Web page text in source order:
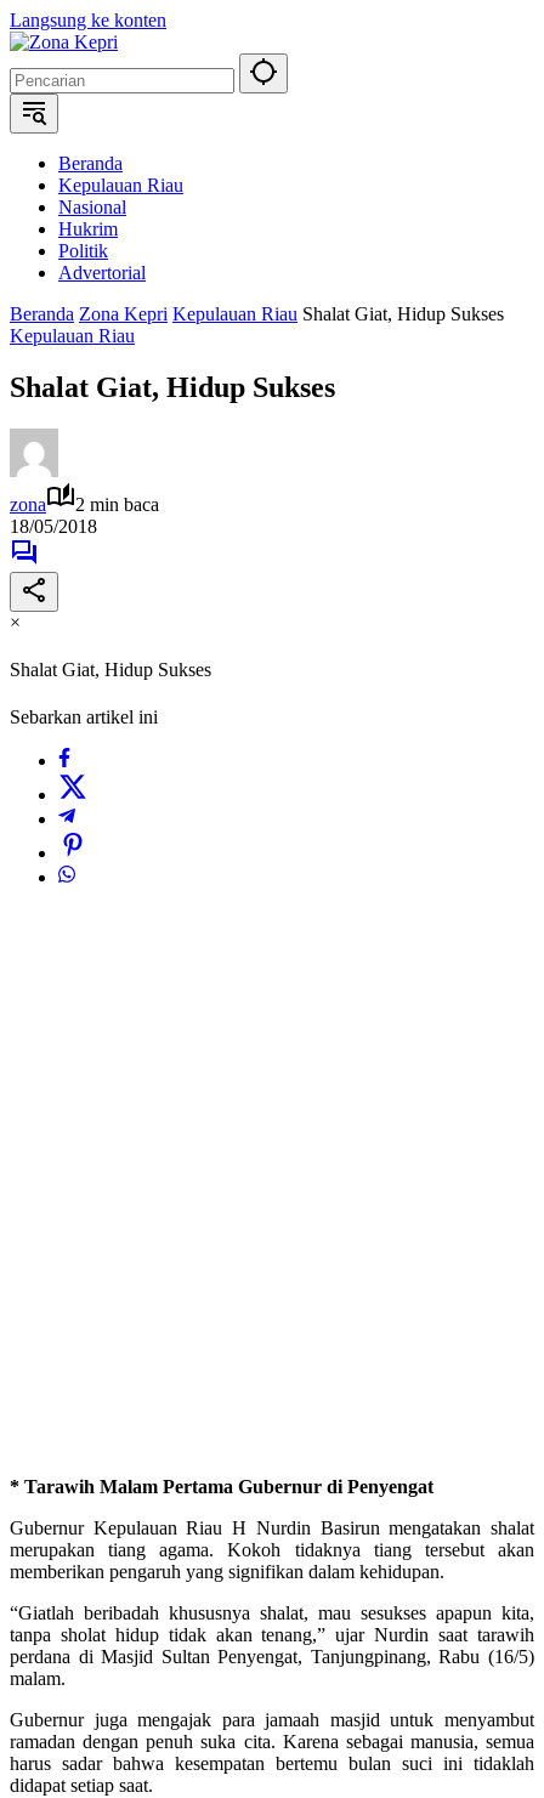
Langsung ke konten
Beranda
Kepulauan Riau
Nasional
Hukrim
Politik
Advertorial
Beranda Zona Kepri Kepulauan Riau Shalat Giat, Hidup Sukses
Kepulauan Riau
Shalat Giat, Hidup Sukses
zona
2 min baca
18/05/2018
×
Shalat Giat, Hidup Sukses
Sebarkan artikel ini
* Tarawih Malam Pertama Gubernur di Penyengat
Gubernur Kepulauan Riau H Nurdin Basirun mengatakan shalat
merupakan tiang agama. Kokoh tidaknya tiang tersebut akan
memberikan pengaruh yang signifikan dalam kehidupan.
“Giatlah beribadah khususnya shalat, mau sesukses apapun kita,
tanpa sholat hidup tidak akan tenang,” ujar Nurdin saat tarawih
perdana di Masjid Sultan Penyengat, Tanjungpinang, Rabu (16/5)
malam.
Gubernur juga mengajak para jamaah masjid untuk menyambut
ramadan dengan penuh suka cita. Karena sebagai manusia, semua
harus sadar bahwa kesempatan bertemu bulan suci ini tidaklah
didapat setiap saat.